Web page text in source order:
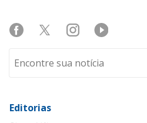
Editorias